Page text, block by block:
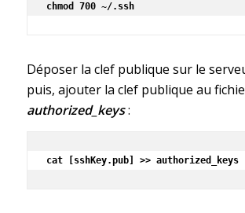
chmod 700 ~/.ssh
Déposer la clef publique sur le
puis, ajouter la clef publique au
authorized_keys:
cat [sshKey.pub] >> authorized_keys